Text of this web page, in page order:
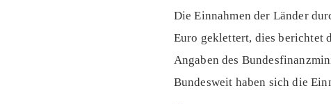
Die Einnahmen der Länder
Euro geklettert, dies berichtet
Angaben des
Bundesweit haben sich die